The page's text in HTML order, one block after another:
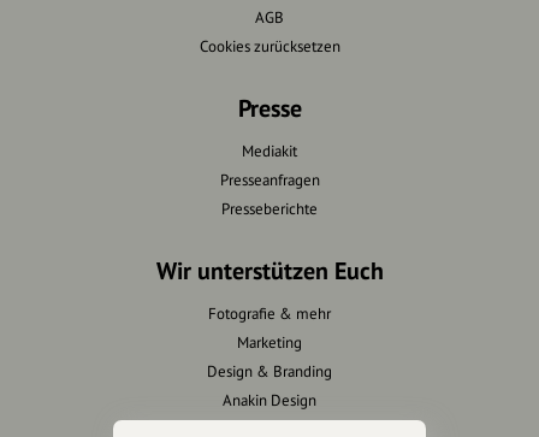
AGB
Cookies zurücksetzen
Presse
Mediakit
Presseanfragen
Presseberichte
Wir unterstützen Euch
Fotografie & mehr
Marketing
Design & Branding
Anakin Design